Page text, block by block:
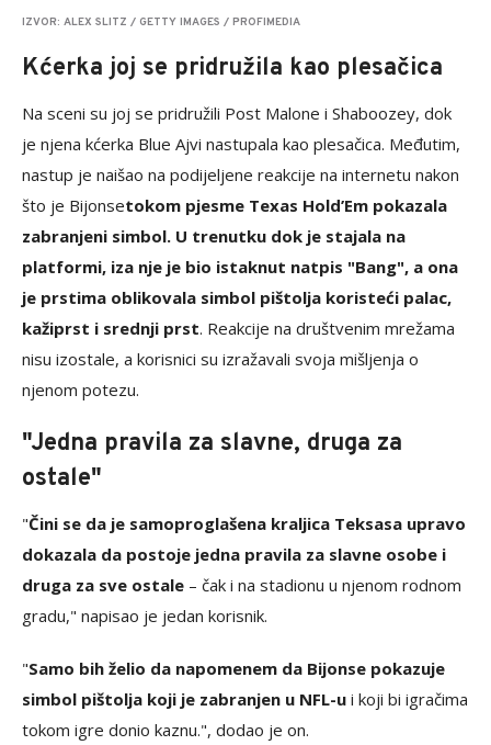
IZVOR: ALEX SLITZ / GETTY IMAGES / PROFIMEDIA
Kćerka joj se pridružila kao plesačica
Na sceni su joj se pridružili Post Malone i Shaboozey, dok
je njena kćerka Blue Ajvi nastupala kao plesačica. Međutim,
nastup je naišao na podijeljene reakcije na internetu nakon
što je Bijonsetokom pjesme Texas Hold’Em pokazala
zabranjeni simbol. U trenutku dok je stajala na
platformi, iza nje je bio istaknut natpis "Bang", a ona
je prstima oblikovala simbol pištolja koristeći palac,
kažiprst i srednji prst. Reakcije na društvenim mrežama
nisu izostale, a korisnici su izražavali svoja mišljenja o
njenom potezu.
"Jedna pravila za slavne, druga za
ostale"
"Čini se da je samoproglašena kraljica Teksasa upravo
dokazala da postoje jedna pravila za slavne osobe i
druga za sve ostale – čak i na stadionu u njenom rodnom
gradu," napisao je jedan korisnik.
"Samo bih želio da napomenem da Bijonse pokazuje
simbol pištolja koji je zabranjen u NFL-u i koji bi igračima
tokom igre donio kaznu.", dodao je on.